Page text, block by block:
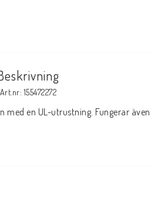
Art.nr: 155472272
en UL-utrustning. Fungerar